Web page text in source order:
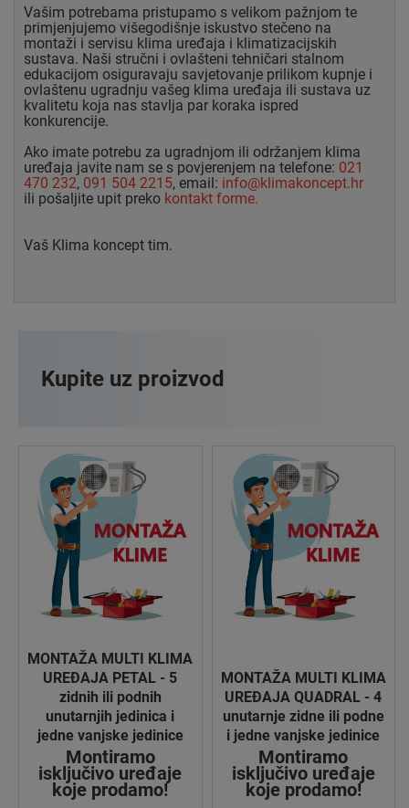
Vašim potrebama pristupamo s velikom pažnjom te
primjenjujemo višegodišnje iskustvo stečeno na
montaži i servisu klima uređaja i klimatizacijskih
sustava. Naši stručni i ovlašteni tehničari stalnom
edukacijom osiguravaju savjetovanje prilikom kupnje i
ovlaštenu ugradnju vašeg klima uređaja ili sustava uz
kvalitetu koja nas stavlja par koraka ispred
konkurencije.
Ako imate potrebu za ugradnjom ili održanjem klima
uređaja javite nam se s povjerenjem na telefone: 021
470 232, 091 504 2215, email: info@klimakoncept.hr
ili pošaljite upit preko kontakt forme.
Vaš Klima koncept tim.
Kupite uz proizvod
MONTAŽA MULTI KLIMA
UREĐAJA PETAL - 5
zidnih ili podnih
unutarnjih jedinica i
jedne vanjske jedinice
Montiramo
isključivo uređaje
koje prodamo!
MONTAŽA MULTI KLIMA
UREĐAJA QUADRAL - 4
unutarnje zidne ili podne
i jedne vanjske jedinice
Montiramo
isključivo uređaje
koje prodamo!